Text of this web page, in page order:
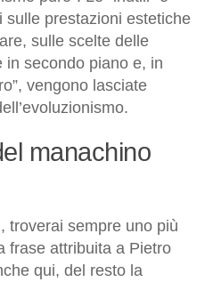
sulle prestazioni estetiche
sulle scelte delle
in secondo piano e, in
vengono lasciate
manachino
troverai sempre uno più
frase attribuita a Pietro
qui, del resto la